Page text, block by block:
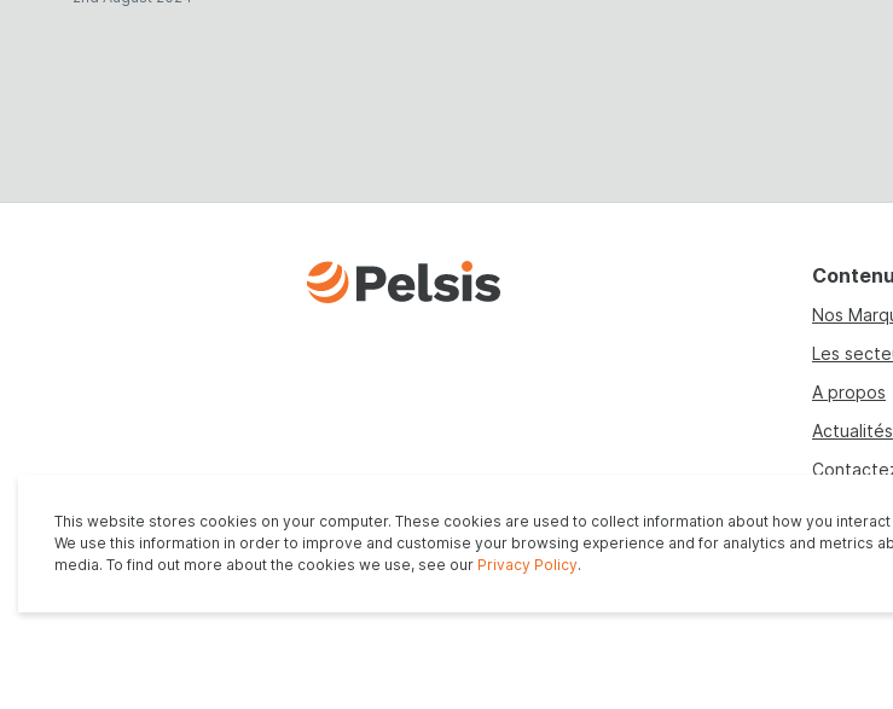
Contenu
Nos
Les
A propos
Actualités
This website stores cookies on your computer. These cookies are used to collect information about how you
We use this information in order to improve and customise your browsing experience and for analytics and metrics
media. To find out more about the cookies we use, see our Privacy Policy.